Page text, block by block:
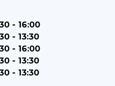
- 16:00
- 13:30
- 16:00
- 13:30
- 13:30